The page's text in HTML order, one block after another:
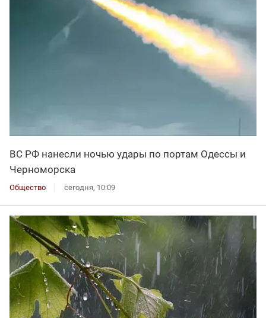
ВС РФ нанесли ночью удары по портам Одессы и
Черноморска
Общество сегодня, 10:09